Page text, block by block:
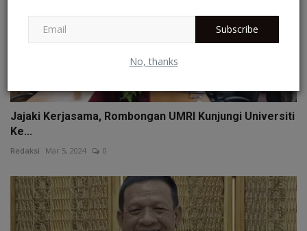
Subscribe
No, thanks
Jajaki Kerjasama, Rombongan UMRI Kunjungi Universiti
Ke...
Redaksi Mar 5, 2024 0